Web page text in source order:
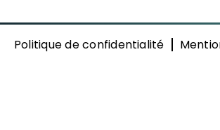
Politique de confidentialité